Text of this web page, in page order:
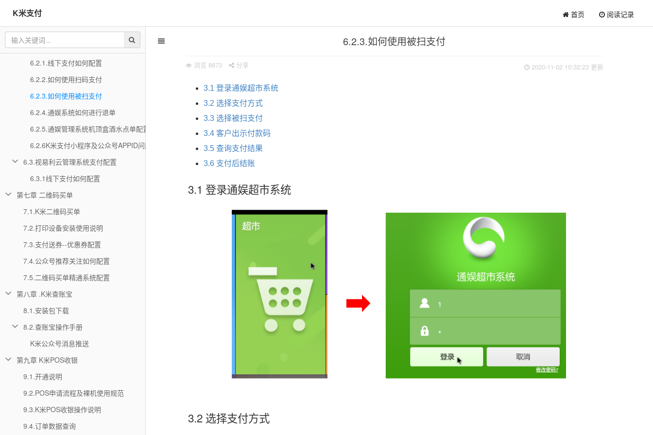
K米支付 首页 阅读记录
6.2.3.如何使用被扫支付
浏览 8873 分享 2020-11-02 10:32:23 更新
3.1 登录通娱超市系统
3.2 选择支付方式
3.3 选择被扫支付
3.4 客户出示付款码
3.5 查询支付结果
3.6 支付后结账
3.1 登录通娱超市系统
3.2 选择支付方式
6.1.2.如何使用扫码支付
6.1.1.线下支付如何配置
6.2.通娱管理系统支付配置
6.2.1.线下支付如何配置
6.2.2.如何使用扫码支付
6.2.3.如何使用被扫支付
6.2.4.通娱系统如何进行退单
6.2.5.通娱管理系统机顶盒酒水点单配置
6.2.6K米支付小程序及公众号APPID问题排查说明
6.3.视易利云管理系统支付配置
6.3.1线下支付如何配置
第七章 二维码买单
7.1.K米二维码买单
7.2.打印设备安装使用说明
7.3.支付送券--优惠券配置
7.4.公众号推荐关注如何配置
7.5.二维码买单精通系统配置
第八章 .K米查账宝
8.1.安装包下载
8.2.查账宝操作手册
K米公众号消息推送
第九章 K米POS收银
9.1.开通说明
9.2.POS申请流程及裸机使用规范
9.3.K米POS收银操作说明
9.4.订单数据查询